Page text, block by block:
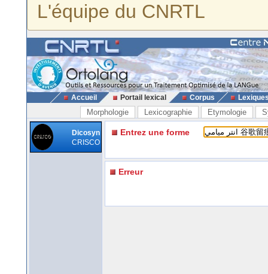
L'équipe du CNRTL
Accueil Portail lexical Corpus
Morphologie Lexicographie Etymologie
Dicosyn
CRISCO
Entrez une forme
Erreur